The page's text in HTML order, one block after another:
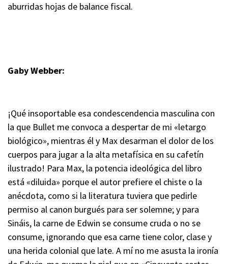
aburridas hojas de balance fiscal.
Gaby Webber:
¡Qué insoportable esa condescendencia masculina con
la que Bullet me convoca a despertar de mi «letargo
biológico», mientras él y Max desarman el dolor de los
cuerpos para jugar a la alta metafísica en su cafetín
ilustrado! Para Max, la potencia ideológica del libro
está «diluida» porque el autor prefiere el chiste o la
anécdota, como si la literatura tuviera que pedirle
permiso al canon burgués para ser solemne; y para
Sináis, la carne de Edwin se consume cruda o no se
consume, ignorando que esa carne tiene color, clase y
una herida colonial que late. A mí no me asusta la ironía